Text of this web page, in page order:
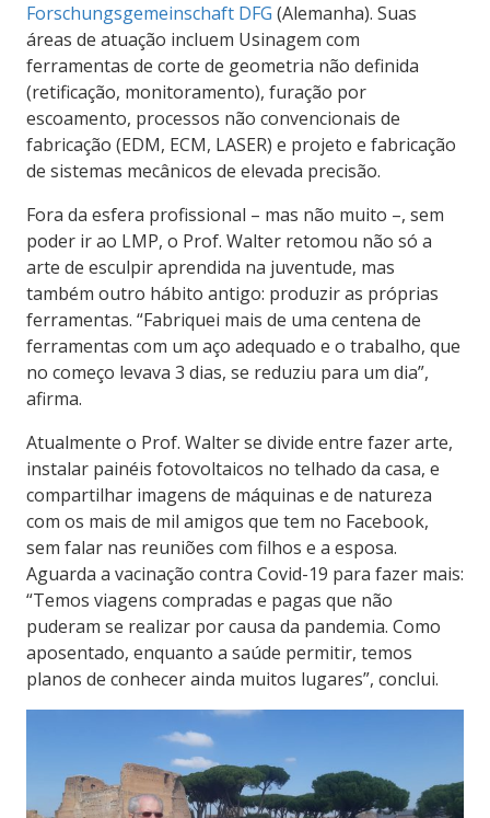
Forschungsgemeinschaft DFG (Alemanha). Suas
áreas de atuação incluem Usinagem com
ferramentas de corte de geometria não definida
(retificação, monitoramento), furação por
escoamento, processos não convencionais de
fabricação (EDM, ECM, LASER) e projeto e fabricação
de sistemas mecânicos de elevada precisão.
Fora da esfera profissional – mas não muito –, sem
poder ir ao LMP, o Prof. Walter retomou não só a
arte de esculpir aprendida na juventude, mas
também outro hábito antigo: produzir as próprias
ferramentas. “Fabriquei mais de uma centena de
ferramentas com um aço adequado e o trabalho, que
no começo levava 3 dias, se reduziu para um dia”,
afirma.
Atualmente o Prof. Walter se divide entre fazer arte,
instalar painéis fotovoltaicos no telhado da casa, e
compartilhar imagens de máquinas e de natureza
com os mais de mil amigos que tem no Facebook,
sem falar nas reuniões com filhos e a esposa.
Aguarda a vacinação contra Covid-19 para fazer mais:
“Temos viagens compradas e pagas que não
puderam se realizar por causa da pandemia. Como
aposentado, enquanto a saúde permitir, temos
planos de conhecer ainda muitos lugares”, conclui.